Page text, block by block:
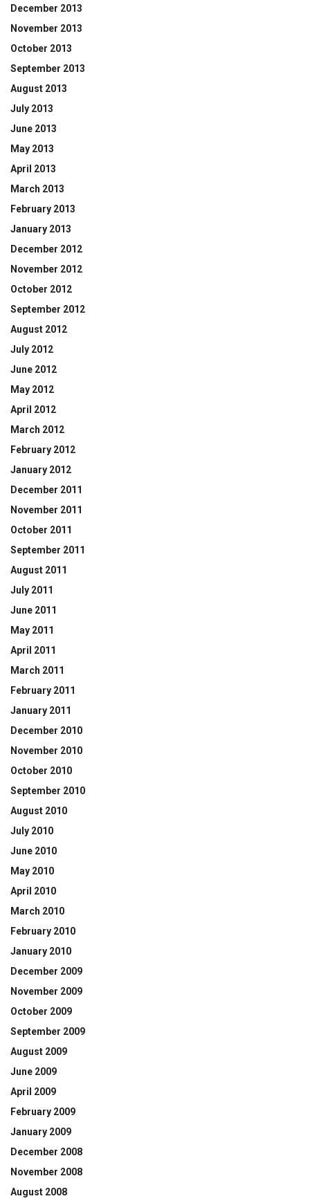
December 2013
November 2013
October 2013
September 2013
August 2013
July 2013
June 2013
May 2013
April 2013
March 2013
February 2013
January 2013
December 2012
November 2012
October 2012
September 2012
August 2012
July 2012
June 2012
May 2012
April 2012
March 2012
February 2012
January 2012
December 2011
November 2011
October 2011
September 2011
August 2011
July 2011
June 2011
May 2011
April 2011
March 2011
February 2011
January 2011
December 2010
November 2010
October 2010
September 2010
August 2010
July 2010
June 2010
May 2010
April 2010
March 2010
February 2010
January 2010
December 2009
November 2009
October 2009
September 2009
August 2009
June 2009
April 2009
February 2009
January 2009
December 2008
November 2008
August 2008